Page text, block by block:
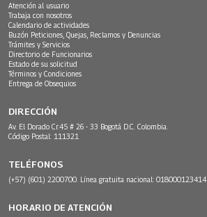
Atención al usuario
Trabaja con nosotros
Calendario de actividades
Buzón Peticiones, Quejas, Reclamos y Denuncias
Trámites y Servicios
Directorio de Funcionarios
Estado de su solicitud
Términos y Condiciones
Entrega de Obsequios
DIRECCIÓN
Av. El Dorado Cr.45 # 26 - 33 Bogotá D.C. Colombia.
Código Postal: 111321
TELÉFONOS
(+57) (601) 2200700. Línea gratuita nacional: 018000123414
HORARIO DE ATENCIÓN